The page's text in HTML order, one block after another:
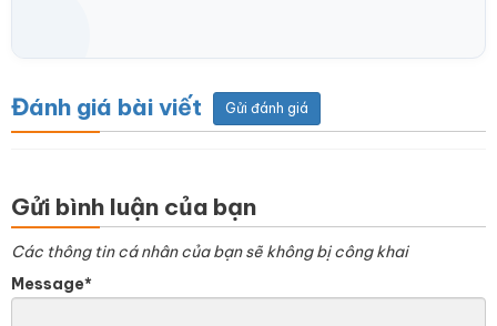
Đánh giá bài viết Gửi đánh giá
Gửi bình luận của bạn
Các thông tin cá nhân của bạn sẽ không bị công khai
Message*